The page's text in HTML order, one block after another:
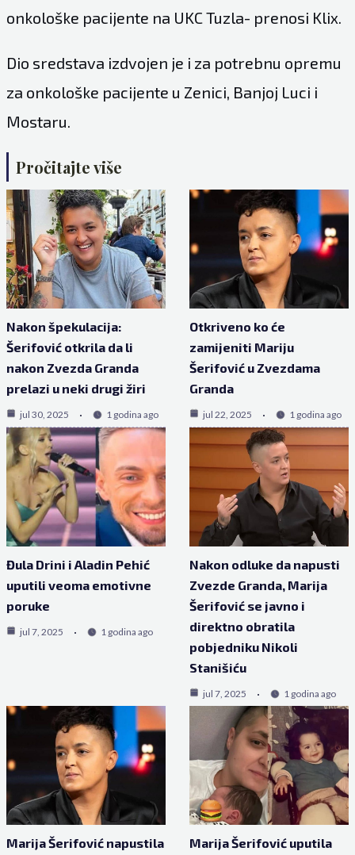
onkološke pacijente na UKC Tuzla- prenosi Klix.
Dio sredstava izdvojen je i za potrebnu opremu
za onkološke pacijente u Zenici, Banjoj Luci i
Mostaru.
Pročitajte više
Nakon špekulacija:
Šerifović otkrila da li
nakon Zvezda Granda
prelazi u neki drugi žiri
jul 30, 2025 1 godina ago
Otkriveno ko će
zamijeniti Mariju
Šerifović u Zvezdama
Granda
jul 22, 2025 1 godina ago
Đula Drini i Aladin Pehić
uputili veoma emotivne
poruke
jul 7, 2025 1 godina ago
Nakon odluke da napusti
Zvezde Granda, Marija
Šerifović se javno i
direktno obratila
pobjedniku Nikoli
Stanišiću
jul 7, 2025 1 godina ago
Marija Šerifović napustila
Marija Šerifović uputila